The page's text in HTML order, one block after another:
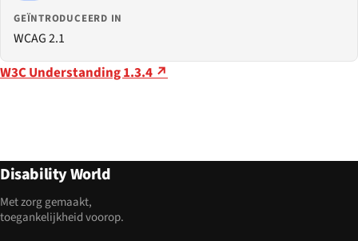
GEÏNTRODUCEERD IN
WCAG 2.1
W3C Understanding 1.3.4 ↗
Disability World
Met zorg gemaakt,
toegankelijkheid voorop.